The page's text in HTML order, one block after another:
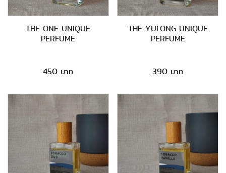
THE ONE UNIQUE
PERFUME
450
THE YULONG UNIQUE
PERFUME
390